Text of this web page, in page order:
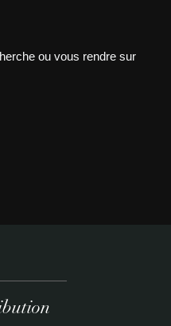
ou vous rendre sur